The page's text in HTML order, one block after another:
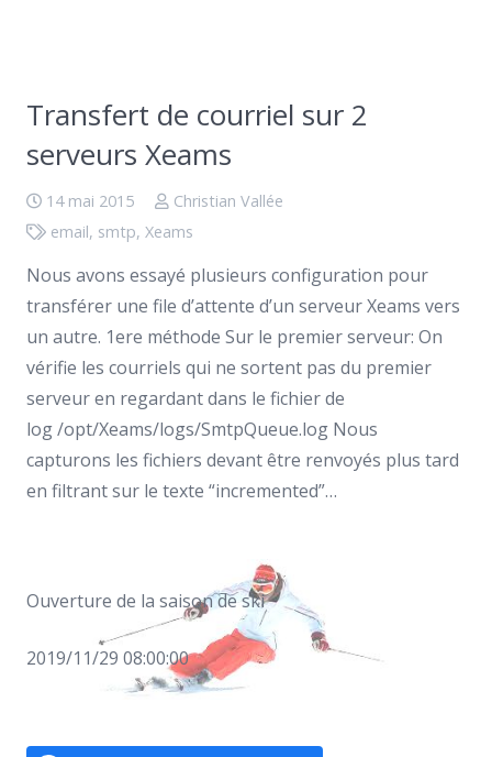
Transfert de courriel sur 2
serveurs Xeams
14 mai 2015
Christian Vallée
email, smtp, Xeams
Nous avons essayé plusieurs configuration pour
transférer une file d’attente d’un serveur Xeams vers
un autre. 1ere méthode Sur le premier serveur: On
vérifie les courriels qui ne sortent pas du premier
serveur en regardant dans le fichier de
log /opt/Xeams/logs/SmtpQueue.log Nous
capturons les fichiers devant être renvoyés plus tard
en filtrant sur le texte “incremented”…
Ouverture de la saison de ski
2019/11/29 08:00:00